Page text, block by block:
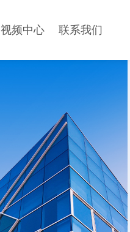
视频中心 联系我们